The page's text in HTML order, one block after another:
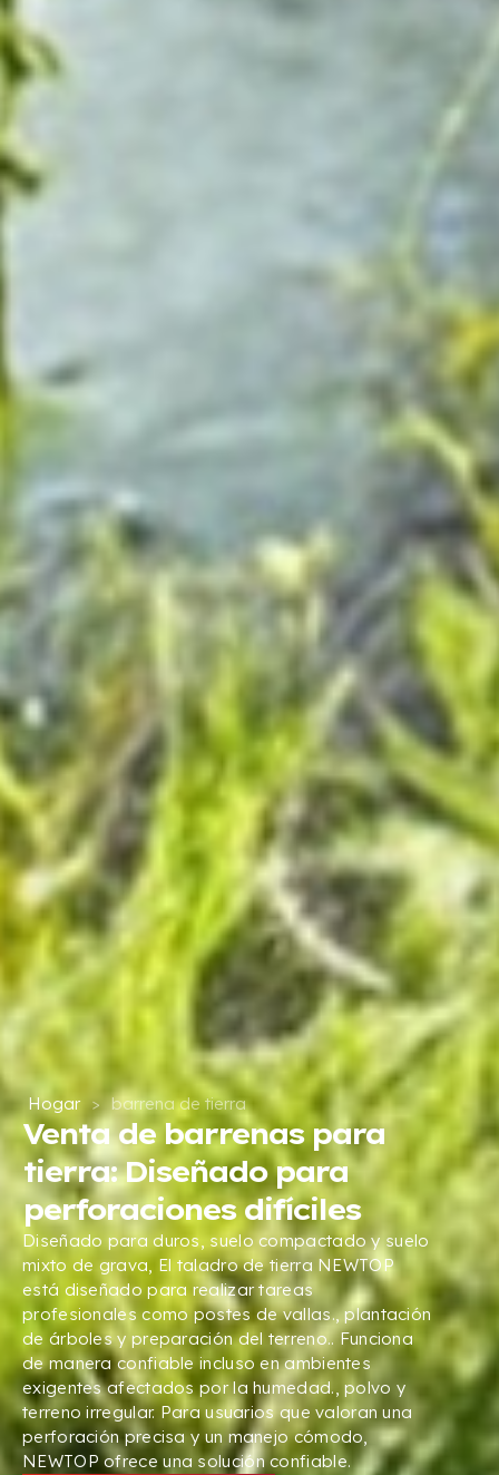
Hogar > barrena de tierra
Venta de barrenas para
tierra: Diseñado para
perforaciones difíciles
Diseñado para duros, suelo compactado y suelo
mixto de grava, El taladro de tierra NEWTOP
está diseñado para realizar tareas
profesionales como postes de vallas., plantación
de árboles y preparación del terreno.. Funciona
de manera confiable incluso en ambientes
exigentes afectados por la humedad., polvo y
terreno irregular. Para usuarios que valoran una
perforación precisa y un manejo cómodo,
NEWTOP ofrece una solución confiable.